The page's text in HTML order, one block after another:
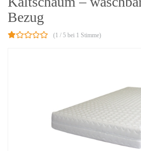
Bezug
(1 / 5 bei 1 Stimme)